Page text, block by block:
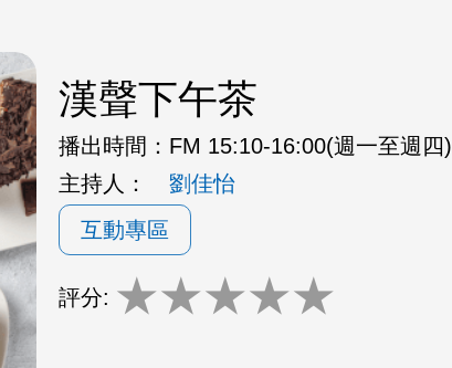
漢聲下午茶
播出時間： FM 15:10-16:00(週一至週四)
主持人：
劉佳怡
互動專區
評分: ★★★★★